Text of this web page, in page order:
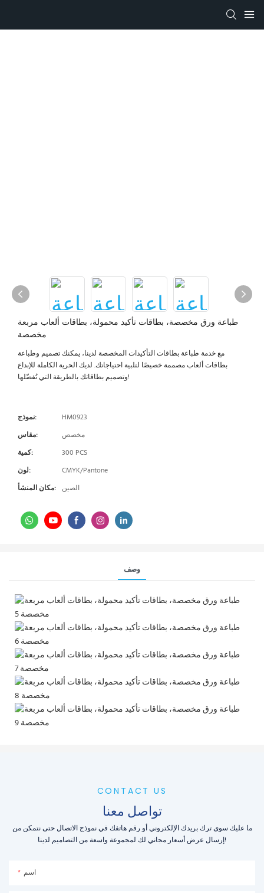
طباعة ورق مخصصة، بطاقات تأكيد محمولة، بطاقات ألعاب مربعة
مخصصة
مع خدمة طباعة بطاقات التأكيدات المخصصة لدينا، يمكنك تصميم وطباعة
بطاقات ألعاب مصممة خصيصًا لتلبية احتياجاتك. لديك الحرية الكاملة للإبداع
وتصميم بطاقاتك بالطريقة التي تُفضّلها!
نموذج:
HM0923
مقاس:
مخصص
كمية:
300 PCS
لون:
CMYK/Pantone
مكان المنشأ: الصين
وصف
CONTACT US
تواصل معنا
ما عليك سوى ترك بريدك الإلكتروني أو رقم هاتفك في نموذج الاتصال حتى نتمكن من
إرسال عرض أسعار مجاني لك لمجموعة واسعة من التصاميم لدينا!
اسم